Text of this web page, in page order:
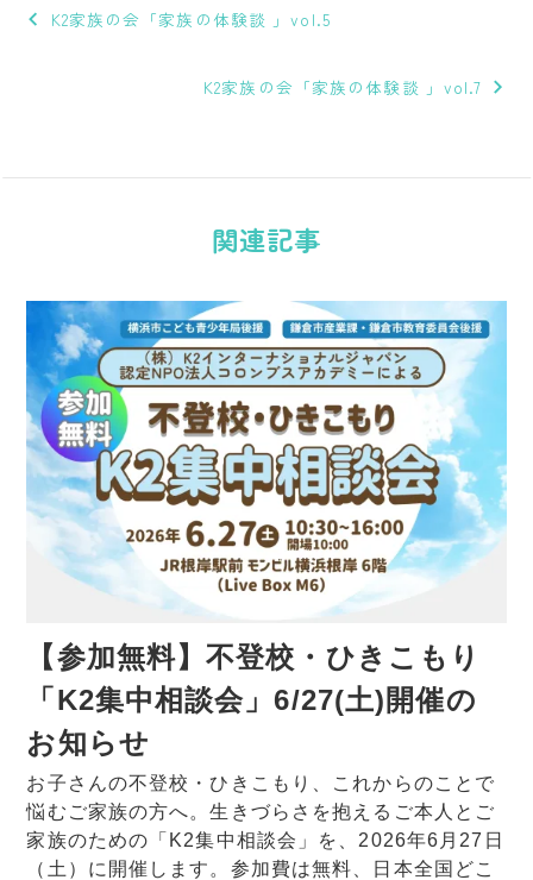
ー
K2家族の会「家族の体験談 」vol.5
K2家族の会「家族の体験談 」vol.7
関連記事
【参加無料】不登校・ひきこもり
「K2集中相談会」6/27(土)開催の
お知らせ
お子さんの不登校・ひきこもり、これからのことで
悩むご家族の方へ。生きづらさを抱えるご本人とご
家族のための「K2集中相談会」を、2026年6月27日
（土）に開催します。参加費は無料、日本全国どこ